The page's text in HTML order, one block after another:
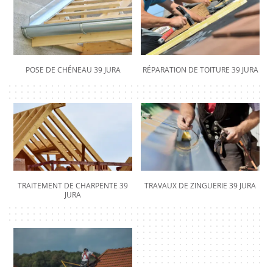
POSE DE CHÉNEAU 39 JURA RÉPARATION DE TOITURE 39 JURA
TRAITEMENT DE CHARPENTE 39
JURA
TRAVAUX DE ZINGUERIE 39 JURA